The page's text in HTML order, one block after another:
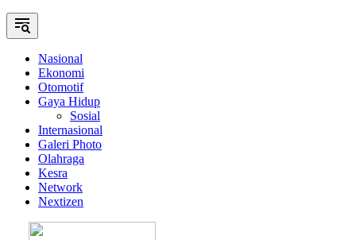
Nasional
Ekonomi
Otomotif
Gaya Hidup
Sosial
Internasional
Galeri Photo
Olahraga
Kesra
Network
Nextizen